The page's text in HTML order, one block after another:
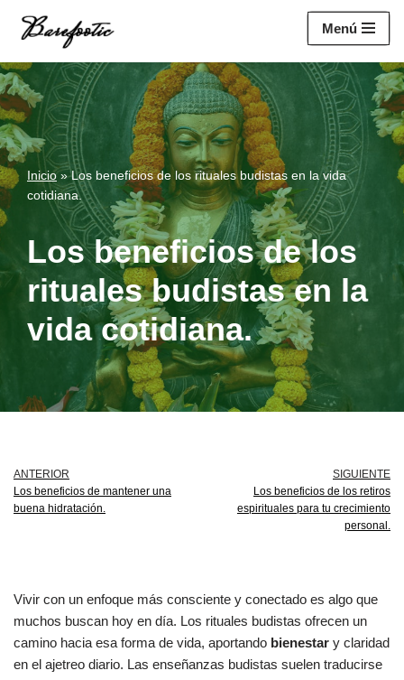
Saltar
al
contenido
Menú
Inicio»Los beneficios de los rituales budistas en la vida
cotidiana.
Los beneficios de los
rituales budistas en la
vida cotidiana.
ANTERIOR
Los beneficios de mantener una
buena hidratación.
SIGUIENTE
Los beneficios de los retiros
espirituales para tu crecimiento
personal.
Vivir con un enfoque más consciente y conectado es algo que
muchos buscan hoy en día. Los rituales budistas ofrecen un
camino hacia esa forma de vida, aportando bienestar y claridad
en el ajetreo diario. Las enseñanzas budistas suelen traducirse